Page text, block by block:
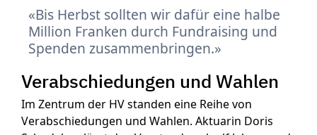
Bis Herbst sollten wir dafür eine halbe
Million Franken durch Fundraising und
Spenden zusammenbringen.
Verabschiedungen und Wahlen
Im Zentrum der HV standen eine Reihe von
Verabschiedungen und Wahlen. Aktuarin Doris